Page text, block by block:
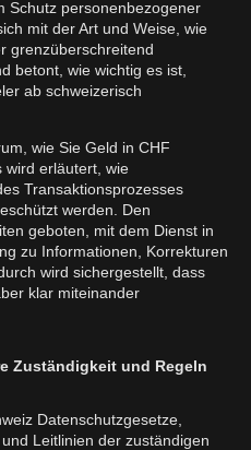
Schutz personenbezogener
mit der Art und Weise, wie
grenzüberschreitend
betont, wie wichtig es ist,
ab schweizerisch
wie Sie Geld in CHF
wird erläutert, wie
Transaktionsprozesses
werden. Den
geboten, mit dem Dienst in
zu Informationen, Korrekturen
wird sichergestellt, dass
klar miteinander
Zuständigkeit und Regeln
Datenschutzgesetze,
Leitlinien der zuständigen